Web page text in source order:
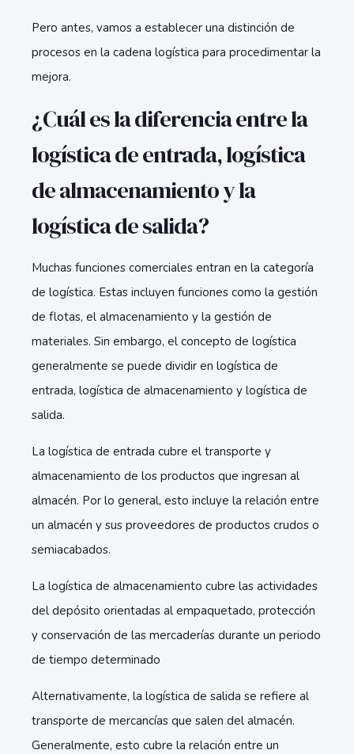
Pero antes, vamos a establecer una distinción de
procesos en la cadena logística para procedimentar la
mejora.
¿Cuál es la diferencia entre la
logística de entrada, logística
de almacenamiento y la
logística de salida?
Muchas funciones comerciales entran en la categoría
de logística. Estas incluyen funciones como la gestión
de flotas, el almacenamiento y la gestión de
materiales. Sin embargo, el concepto de logística
generalmente se puede dividir en logística de
entrada, logística de almacenamiento y logística de
salida.
La logística de entrada cubre el transporte y
almacenamiento de los productos que ingresan al
almacén. Por lo general, esto incluye la relación entre
un almacén y sus proveedores de productos crudos o
semiacabados.
La logística de almacenamiento cubre las actividades
del depósito orientadas al empaquetado, protección
y conservación de las mercaderías durante un periodo
de tiempo determinado
Alternativamente, la logística de salida se refiere al
transporte de mercancías que salen del almacén.
Generalmente, esto cubre la relación entre un